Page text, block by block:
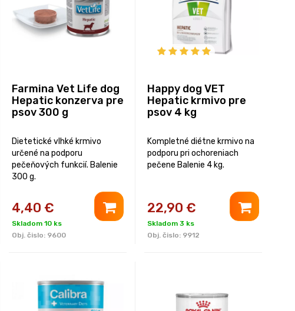
Farmina Vet Life dog
Hepatic konzerva pre
psov 300 g
Dietetické vlhké krmivo
určené na podporu
pečeňových funkcií. Balenie
300 g.
4,40 €
Skladom 10 ks
Obj. čislo: 9600
Happy dog VET
Hepatic krmivo pre
psov 4 kg
Kompletné diétne krmivo na
podporu pri ochoreniach
pečene Balenie 4 kg.
22,90 €
Skladom 3 ks
Obj. čislo: 9912